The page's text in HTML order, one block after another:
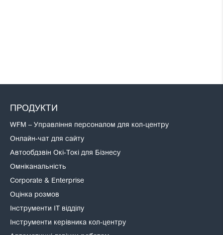
ПРОДУКТИ
WFM – Управління персоналом для кол-центру
Онлайн-чат для сайту
Автообдзвін Окі-Токі для Бізнесу
Омніканальність
Corporate & Enterprise
Оцінка розмов
Інструменти IT відділу
Інструменти керівника кол-центру